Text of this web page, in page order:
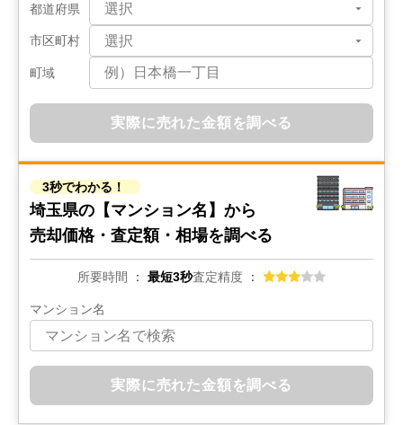
越谷団地
専有面積:31㎡
400万円
グランドメゾン保谷
階数:6階 専有面積:
都道府県
市区町村
町域
実際に売れた金額を調べる
3秒でわかる！
埼玉県の 【マンション名】から
売却価格・査定額・相場を調べる
所要時間 最短3秒査定精度
マンション名
実際に売れた金額を調べる